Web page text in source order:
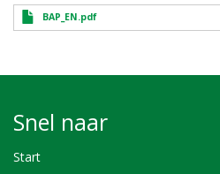
BAP_EN.pdf
Snel naar
Start